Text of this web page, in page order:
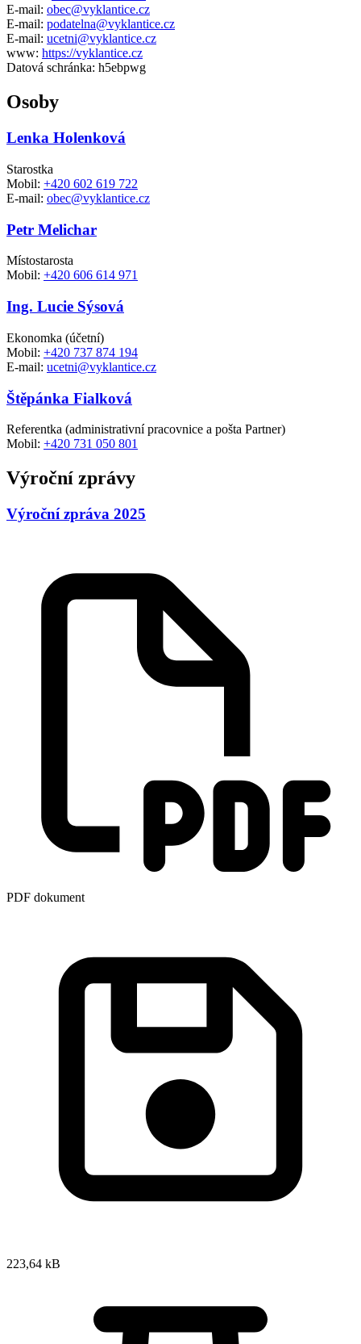
E-mail: obec@vyklantice.cz
E-mail: podatelna@vyklantice.cz
E-mail: ucetni@vyklantice.cz
www: https://vyklantice.cz
Datová schránka: h5ebpwg
Osoby
Lenka Holenková
Starostka
Mobil: +420 602 619 722
E-mail: obec@vyklantice.cz
Petr Melichar
Místostarosta
Mobil: +420 606 614 971
Ing. Lucie Sýsová
Ekonomka (účetní)
Mobil: +420 737 874 194
E-mail: ucetni@vyklantice.cz
Štěpánka Fialková
Referentka (administrativní pracovnice a pošta Partner)
Mobil: +420 731 050 801
Výroční zprávy
Výroční zpráva 2025
PDF dokument
223,64 kB